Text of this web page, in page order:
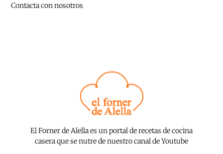
El Forner de Alella es un portal de recetas de cocina
casera que se nutre de nuestro canal de Youtube
Contacta con nosotros